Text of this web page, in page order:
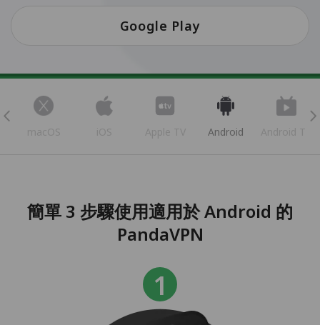
Google Play
macOS iOS Apple TV Android Android TV
簡單 3 步驟使用適用於 Android 的
PandaVPN